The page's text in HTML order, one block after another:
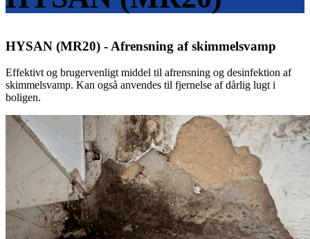
HYSAN (MR20) - Afrensning af skimmelsvamp
Effektivt og brugervenligt middel til afrensning og desinfektion af
skimmelsvamp. Kan også anvendes til fjernelse af dårlig lugt i
boligen.